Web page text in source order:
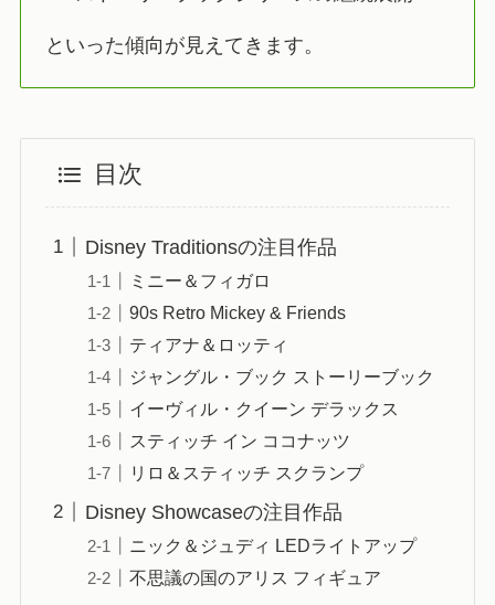
といった傾向が見えてきます。
目次
Disney Traditionsの注目作品
ミニー＆フィガロ
90s Retro Mickey & Friends
ティアナ＆ロッティ
ジャングル・ブック ストーリーブック
イーヴィル・クイーン デラックス
スティッチ イン ココナッツ
リロ＆スティッチ スクランプ
Disney Showcaseの注目作品
ニック＆ジュディ LEDライトアップ
不思議の国のアリス フィギュア